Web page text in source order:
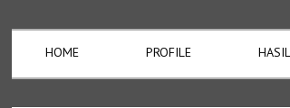
HOME PROFILE